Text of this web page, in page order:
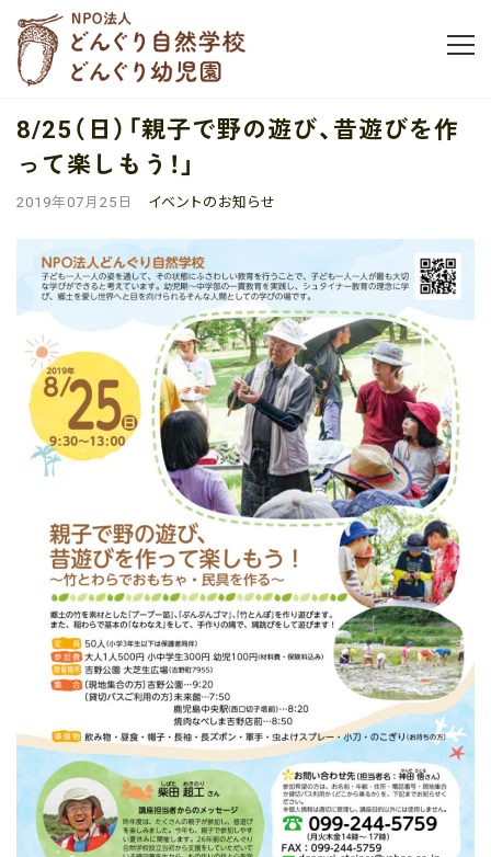
8/25（日）「親子で野の遊び、昔遊びを作
って楽しもう！」
2019年07月25日 イベントのお知らせ